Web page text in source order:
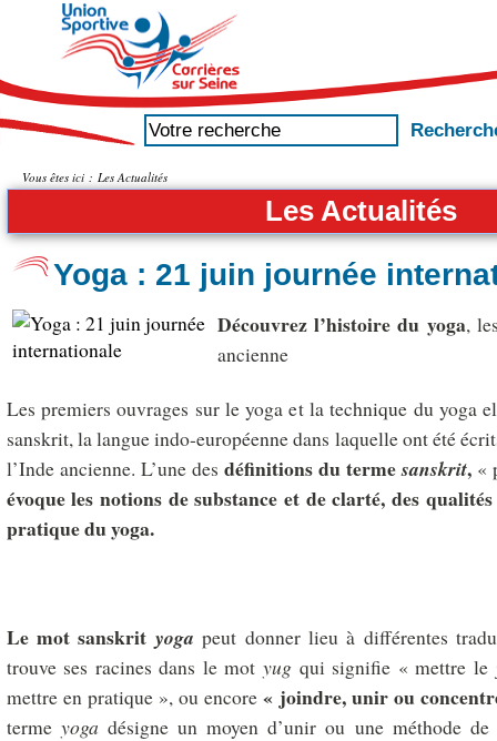
Vous êtes ici : Les Actualités
Les Actualités
Yoga : 21 juin journée
Découvrez l’histoire du yoga,
ancienne
Les premiers ouvrages sur le yoga et la technique du yoga
sanskrit, la langue indo-européenne dans laquelle ont été
l’Inde ancienne. L’une des définitionsdu termesanskrit, «
évoque les notions de substance et de clarté, des
pratique du yoga.
Le mot sanskrit yoga peut donner lieu à différentes
trouve ses racines dans le motyug qui signifie « mettre
mettre en pratique », ou encore« joindre, unir ou
terme yoga désigne un moyen d’unir ou une méthode